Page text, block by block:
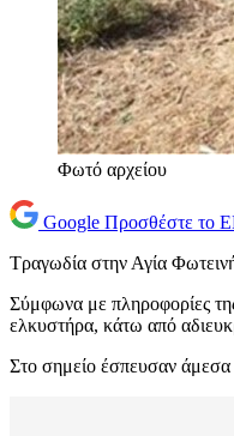
Φωτό αρχείου
Google Προσθέστε το
Τραγωδία στην Αγία
Σύμφωνα με πληροφορίες
ελκυστήρα, κάτω από
Στο σημείο έσπευσαν